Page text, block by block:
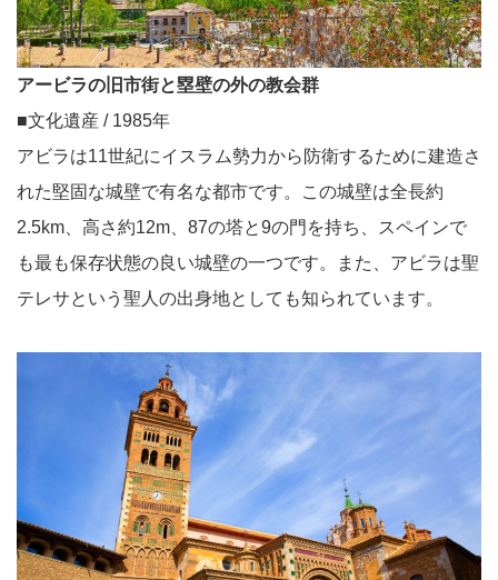
アービラの旧市街と塁壁の外の教会群
■文化遺産 / 1985年
アビラは11世紀にイスラム勢力から防衛するために建造さ
れた堅固な城壁で有名な都市です。この城壁は全長約
2.5km、高さ約12m、87の塔と9の門を持ち、スペインで
も最も保存状態の良い城壁の一つです。また、アビラは聖
テレサという聖人の出身地としても知られています。